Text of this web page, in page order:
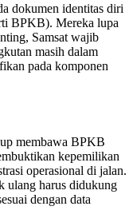
dokumen identitas diri
BPKB). Mereka lupa
Samsat wajib
masih dalam
pada komponen
membawa BPKB
kepemilikan
operasional di jalan.
ulang harus didukung
dengan data